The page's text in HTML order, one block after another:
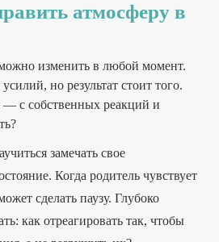
атмосферу в
изменить в любой момент.
но результат стоит того.
— с собственных реакций и
замечать свое
Когда родитель чувствует
сделать паузу. Глубоко
как отреагировать так, чтобы